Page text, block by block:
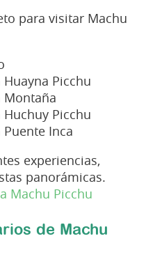
para visitar Machu
Picchu
Montaña
Picchu
Inca
experiencias,
panorámicas.
Machu Picchu
de Machu